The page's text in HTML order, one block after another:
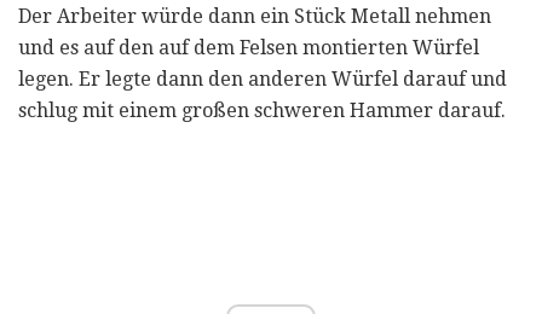
Der Arbeiter würde dann ein Stück Metall nehmen
und es auf den auf dem Felsen montierten Würfel
legen. Er legte dann den anderen Würfel darauf und
schlug mit einem großen schweren Hammer darauf.